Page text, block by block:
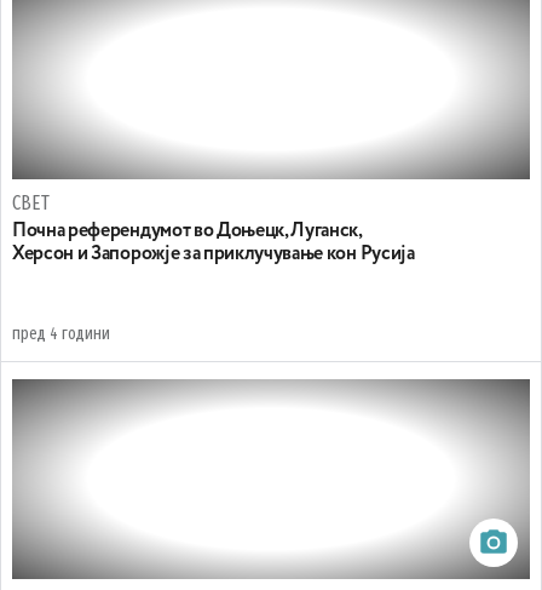
СВЕТ
Почна референдумот во Доњецк, Луганск,
Херсон и Запорожје за приклучување кон Русија
пред 4 години